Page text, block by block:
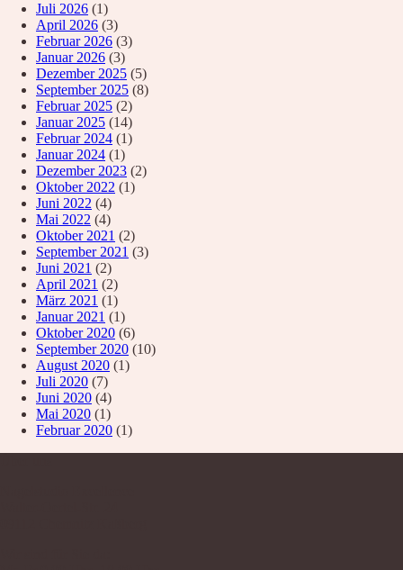
Juli 2026 (1)
April 2026 (3)
Februar 2026 (3)
Januar 2026 (3)
Dezember 2025 (5)
September 2025 (8)
Februar 2025 (2)
Januar 2025 (14)
Februar 2024 (1)
Januar 2024 (1)
Dezember 2023 (2)
Oktober 2022 (1)
Juni 2022 (4)
Mai 2022 (4)
Oktober 2021 (2)
September 2021 (3)
Juni 2021 (2)
April 2021 (2)
März 2021 (1)
Januar 2021 (1)
Oktober 2020 (6)
September 2020 (10)
August 2020 (1)
Juli 2020 (7)
Juni 2020 (4)
Mai 2020 (1)
Februar 2020 (1)